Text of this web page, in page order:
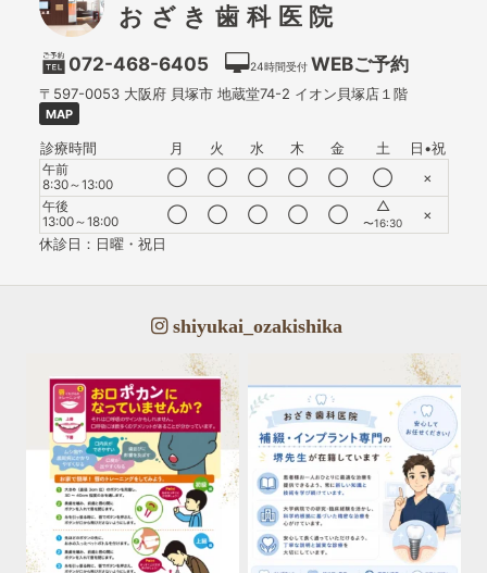
おざき歯科医院
072-468-6405 24時間受付 WEBご予約
〒597-0053 大阪府 貝塚市 地蔵堂74-2 イオン貝塚店１階
MAP
診療時間 月 火 水 木 金 土 日•祝
午前
8:30～13:00
◯ ◯ ◯ ◯ ◯ ◯ ×
午後
13:00～18:00
◯ ◯ ◯ ◯ ◯ △
〜16:30
×
休診日：日曜・祝日
shiyukai_ozakishika